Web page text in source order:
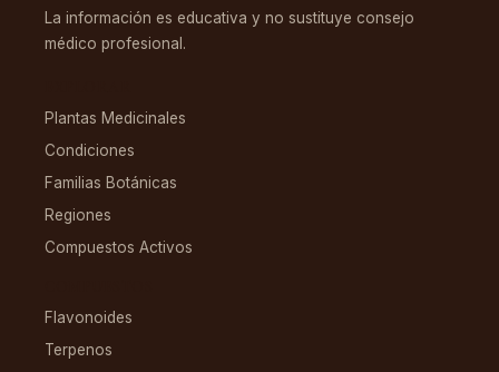
La información es educativa y no sustituye consejo
médico profesional.
Plantas Medicinales
Condiciones
Familias Botánicas
Regiones
Compuestos Activos
Flavonoides
Terpenos